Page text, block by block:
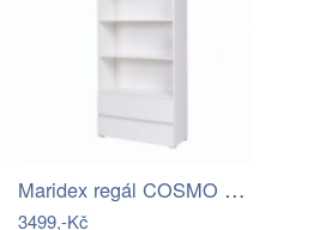
Maridex regál COSMO C03 barevné…
3499,-Kč